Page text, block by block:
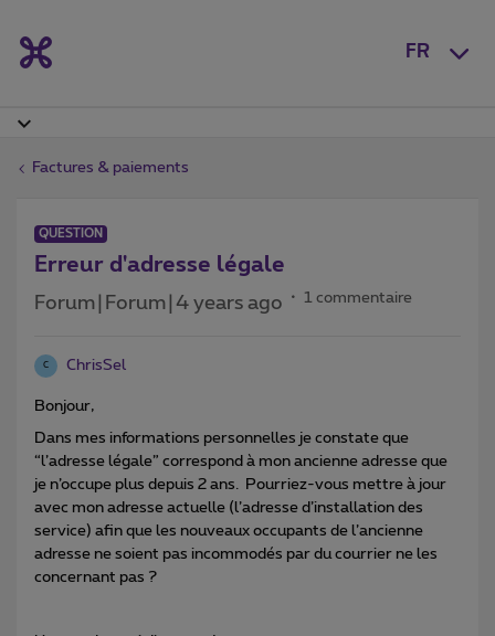
FR
Factures & paiements
QUESTION
Erreur d'adresse légale
Forum|Forum|4 years ago 1 commentaire
C ChrisSel
Bonjour,
Dans mes informations personnelles je constate que
“l’adresse légale” correspond à mon ancienne adresse que
je n’occupe plus depuis 2 ans. Pourriez-vous mettre à jour
avec mon adresse actuelle (l’adresse d’installation des
service) afin que les nouveaux occupants de l’ancienne
adresse ne soient pas incommodés par du courrier ne les
concernant pas ?